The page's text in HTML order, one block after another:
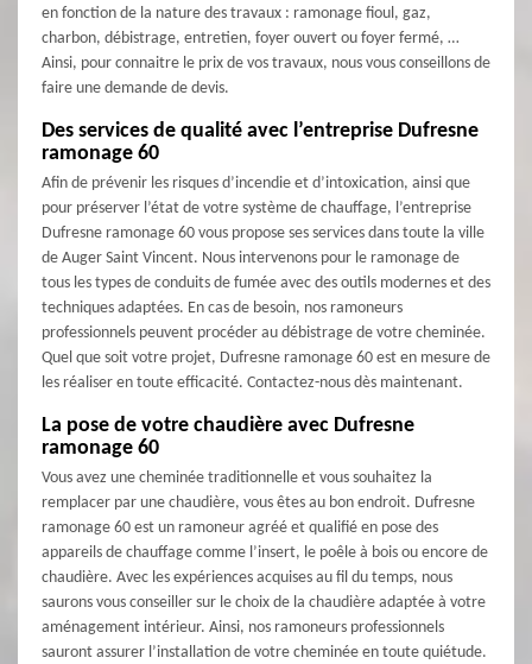
en fonction de la nature des travaux : ramonage fioul, gaz,
charbon, débistrage, entretien, foyer ouvert ou foyer fermé, …
Ainsi, pour connaitre le prix de vos travaux, nous vous conseillons de
faire une demande de devis.
Des services de qualité avec l’entreprise Dufresne
ramonage 60
Afin de prévenir les risques d’incendie et d’intoxication, ainsi que
pour préserver l’état de votre système de chauffage, l’entreprise
Dufresne ramonage 60 vous propose ses services dans toute la ville
de Auger Saint Vincent. Nous intervenons pour le ramonage de
tous les types de conduits de fumée avec des outils modernes et des
techniques adaptées. En cas de besoin, nos ramoneurs
professionnels peuvent procéder au débistrage de votre cheminée.
Quel que soit votre projet, Dufresne ramonage 60 est en mesure de
les réaliser en toute efficacité. Contactez-nous dès maintenant.
La pose de votre chaudière avec Dufresne
ramonage 60
Vous avez une cheminée traditionnelle et vous souhaitez la
remplacer par une chaudière, vous êtes au bon endroit. Dufresne
ramonage 60 est un ramoneur agréé et qualifié en pose des
appareils de chauffage comme l’insert, le poêle à bois ou encore de
chaudière. Avec les expériences acquises au fil du temps, nous
saurons vous conseiller sur le choix de la chaudière adaptée à votre
aménagement intérieur. Ainsi, nos ramoneurs professionnels
sauront assurer l’installation de votre cheminée en toute quiétude.